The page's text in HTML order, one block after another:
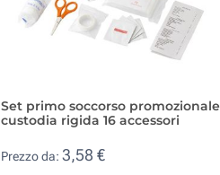
Set primo soccorso promozionale
custodia rigida 16 accessori
Prezzo da: 3,58 €